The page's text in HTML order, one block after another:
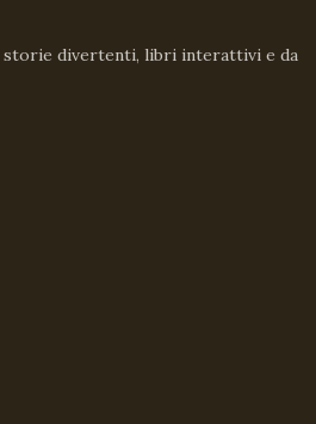
divertenti, libri interattivi e da